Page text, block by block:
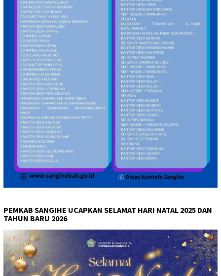
PEMKAB SANGIHE UCAPKAN SELAMAT HARI NATAL 2025 DAN
TAHUN BARU 2026